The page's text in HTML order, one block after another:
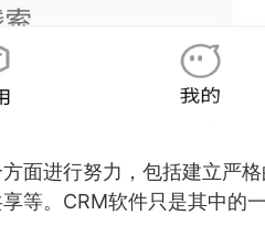
面进行努力，包括建立严
等。CRM软件只是其中的